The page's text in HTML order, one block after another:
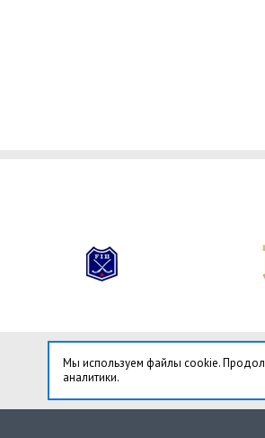
Мы используем файлы cookie.
аналитики.